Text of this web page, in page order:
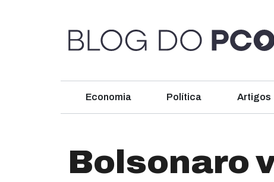
Economia Política Artigos
Bolsonaro